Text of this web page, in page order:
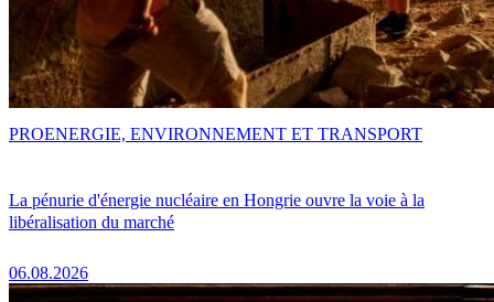
La pénurie d'énergie nucléaire en Hongrie ouvre la voie à la
libéralisation du marché
06.08.2026
PROENERGIE, ENVIRONNEMENT ET TRANSPORT